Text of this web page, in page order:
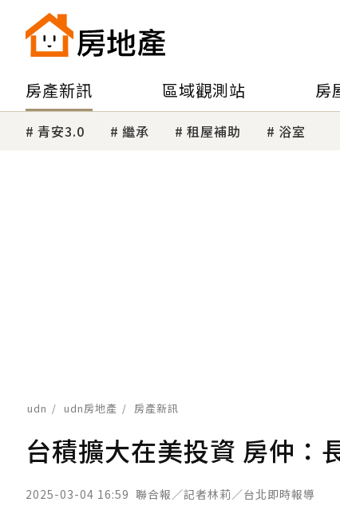
房產新訊 區域觀測站 房
青安3.0 繼承 租屋補助 浴室
udn udn房地產 房產新訊
台積擴大在美投資 房仲：
2025-03-04 16:59 聯合報／記者林莉／台北即時報導